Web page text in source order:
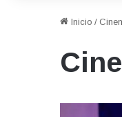
Inicio /